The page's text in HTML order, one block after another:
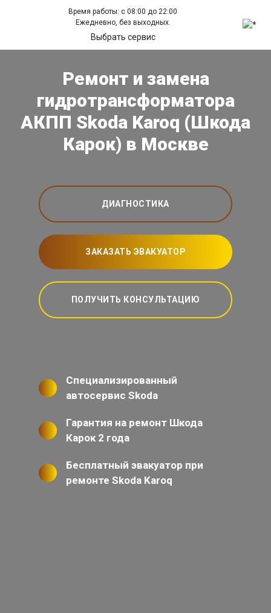
Время работы: с 08:00 до 22:00
Ежедневно, без выходных.
Выбрать сервис
Ремонт и замена
гидротрансформатора
АКПП Skoda Karoq (Шкода
Карок) в Москве
ДИАГНОСТИКА
ЗАКАЗАТЬ ЭВАКУАТОР
ПОЛУЧИТЬ КОНСУЛЬТАЦИЮ
Специализированный
автосервис Skoda
Гарантия на ремонт Шкода
Карок 2 года
Бесплатный эвакуатор при
ремонте Skoda Karoq